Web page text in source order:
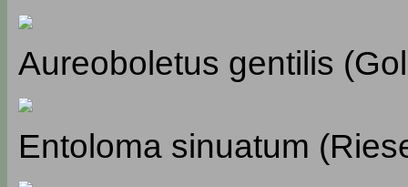
Aureoboletus gentilis
Entoloma sinuatum